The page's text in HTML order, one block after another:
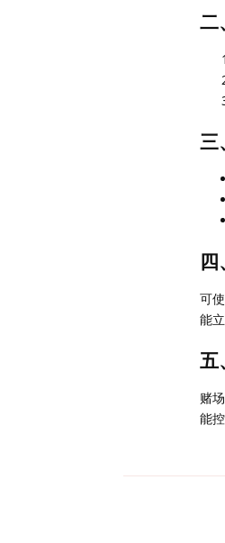
二
三
四
可
能
五
赌
能